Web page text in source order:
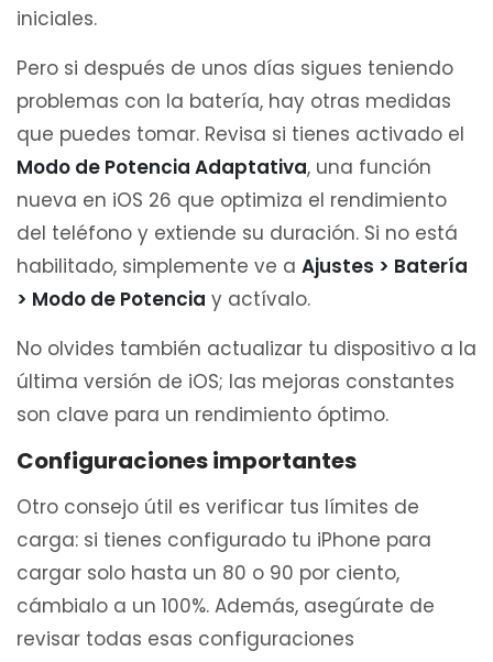
iniciales.
Pero si después de unos días sigues teniendo
problemas con la batería, hay otras medidas
que puedes tomar. Revisa si tienes activado el
Modo de Potencia Adaptativa, una función
nueva en iOS 26 que optimiza el rendimiento
del teléfono y extiende su duración. Si no está
habilitado, simplemente ve a Ajustes > Batería
> Modo de Potencia y actívalo.
No olvides también actualizar tu dispositivo a la
última versión de iOS; las mejoras constantes
son clave para un rendimiento óptimo.
Configuraciones importantes
Otro consejo útil es verificar tus límites de
carga: si tienes configurado tu iPhone para
cargar solo hasta un 80 o 90 por ciento,
cámbialo a un 100%. Además, asegúrate de
revisar todas esas configuraciones